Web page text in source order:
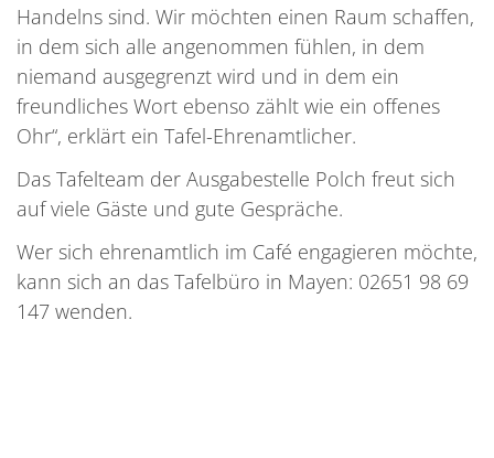
Handelns sind. Wir möchten einen Raum schaffen,
in dem sich alle angenommen fühlen, in dem
niemand ausgegrenzt wird und in dem ein
freundliches Wort ebenso zählt wie ein offenes
Ohr“, erklärt ein Tafel-Ehrenamtlicher.
Das Tafelteam der Ausgabestelle Polch freut sich
auf viele Gäste und gute Gespräche.
Wer sich ehrenamtlich im Café engagieren möchte,
kann sich an das Tafelbüro in Mayen: 02651 98 69
147 wenden.